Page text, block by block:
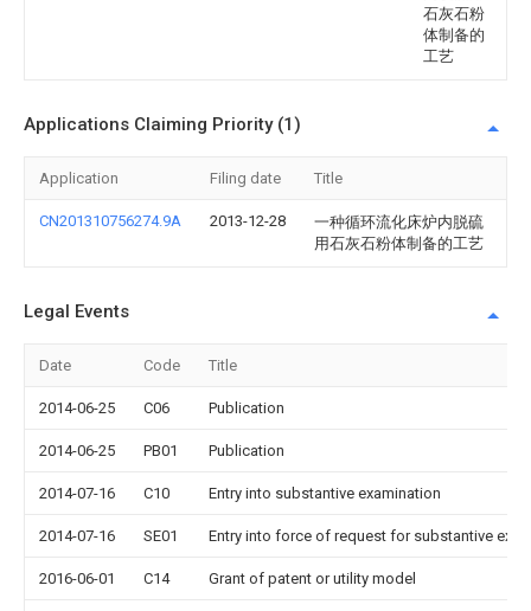
石灰石粉
体制备的
工艺
Applications Claiming Priority (1)
Application Filing date Title
CN201310756274.9A 2013-12-28
一种循环流化床炉内脱硫
用石灰石粉体制备的工艺
Legal Events
Date Code Title
2014-06-25 C06 Publication
2014-06-25 PB01 Publication
2014-07-16 C10 Entry into substantive examination
2014-07-16 SE01 Entry into force of request for substantive
2016-06-01 C14 Grant of patent or utility model